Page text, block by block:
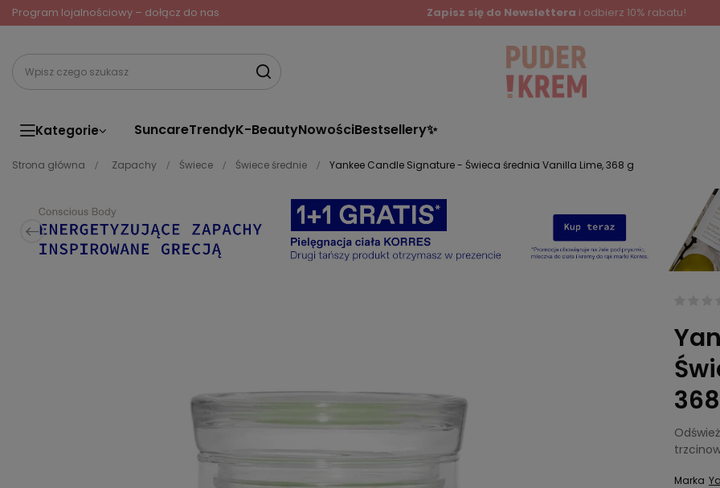
Program lojalnościowy – dołącz do nas Zapisz się do Newslettera i odbierz 10% rabatu!
Kategorie SuncareTrendyK-BeautyNowościBestsellery✨
Strona główna Zapachy Świece Świece średnie Yankee Candle Signature - Świeca średnia Vanilla Lime, 368 g
Marka